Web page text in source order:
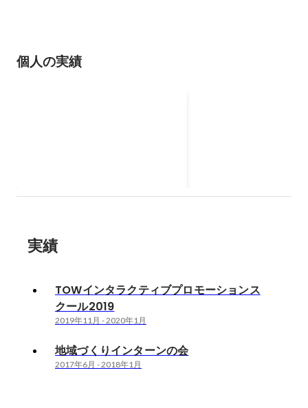
個人の実績
ど、プロモーションにおけるアプ
実績
TOWインタラクティブプロモーションス
クール2019
2019年11月 -2020年1月
地域づくりインターンの会
2017年6月 -2018年1月